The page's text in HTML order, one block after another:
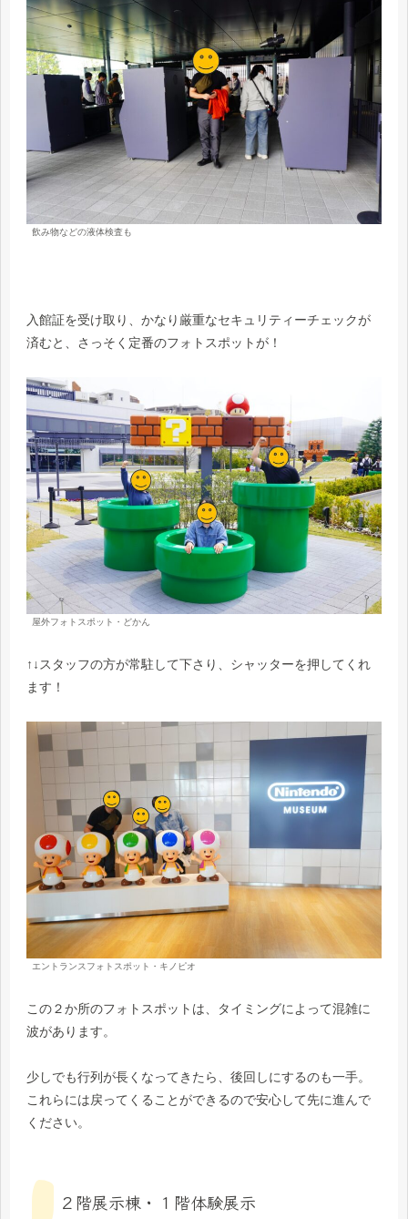
飲み物などの液体検査も
入館証を受け取り、かなり厳重なセキュリティーチェックが
済むと、さっそく定番のフォトスポットが！
屋外フォトスポット・どかん
↑↓スタッフの方が常駐して下さり、シャッターを押してくれ
ます！
エントランスフォトスポット・キノピオ
この２か所のフォトスポットは、タイミングによって混雑に
波があります。
少しでも行列が長くなってきたら、後回しにするのも一手。
これらには戻ってくることができるので安心して先に進んで
ください。
２階展示棟・１階体験展示